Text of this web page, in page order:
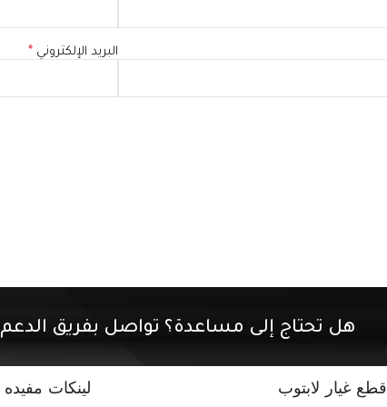
البريد الإلكتروني *
هل تحتاج إلى مساعدة؟ تواصل بفريق الدعم 01507301009.
قطع غيار لابتوب لينكات مفيده